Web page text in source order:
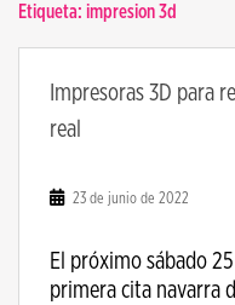
Etiqueta: impresion 3d
Impresoras 3D para
real
23 de junio de 2022
El próximo sábado
primera cita navarra